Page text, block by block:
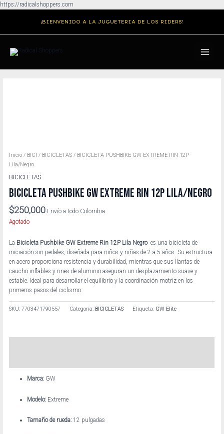
https://radicalshoppers.com
contenido
¡BIENVENIDO A LA JUGUETERIA DE LOS RIDERS!
MENU
Inicio / BICI / BICICLETAS / BICICLETA PUSHBIKE GW EXTREME RIN 12P
Lila/Negro
BICICLETAS
BICICLETA PUSHBIKE GW EXTREME RIN 12P LILA/NEGRO
$250,000 Envío a todo Colombia
Agotado
La Bicicleta Pushbike GW Extreme Rin 12P Lila Negro es una bicicleta de
iniciación sin pedales, diseñada para niños y niñas de 2 a 5 años. Su estructura
en acero proporciona resistencia y durabilidad, mientras que sus llantas de
caucho inflables y rines de aluminio aseguran un desplazamiento suave y
estable. Ideal para desarrollar el equilibrio y la coordinación motriz en los
primeros pasos del ciclismo.
SKU:7703471790557 Categoría: BICICLETAS Etiqueta: GW Elite
Marca:GW
Modelo:Extreme
Tamaño de rueda:12 pulgadas